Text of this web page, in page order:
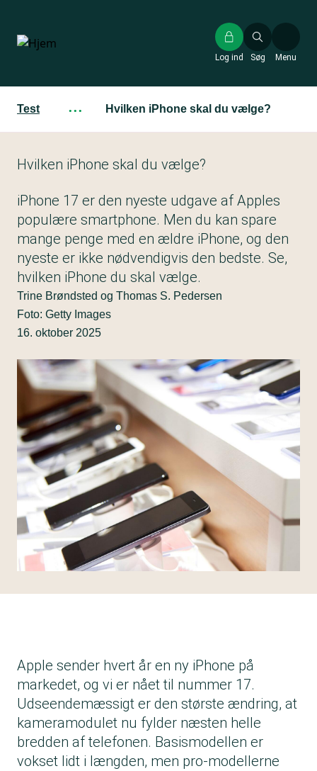
hovedindhold
Søg
Log ind Menu
Test ··· Hvilken iPhone skal du vælge?
Hvilken iPhone skal du vælge?
iPhone 17 er den nyeste udgave af Apples
populære smartphone. Men du kan spare
mange penge med en ældre iPhone, og den
nyeste er ikke nødvendigvis den bedste. Se,
hvilken iPhone du skal vælge.
Trine Brøndsted og Thomas S. Pedersen
Foto: Getty Images
16. oktober 2025
Apple sender hvert år en ny iPhone på
markedet, og vi er nået til nummer 17.
Udseendemæssigt er den største ændring, at
kameramodulet nu fylder næsten helle
bredden af telefonen. Basismodellen er
vokset lidt i længden, men pro-modellerne